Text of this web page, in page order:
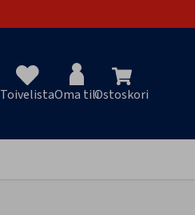
ToivelistaOma tiliOstoskori